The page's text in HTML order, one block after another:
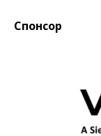
Cпонсор